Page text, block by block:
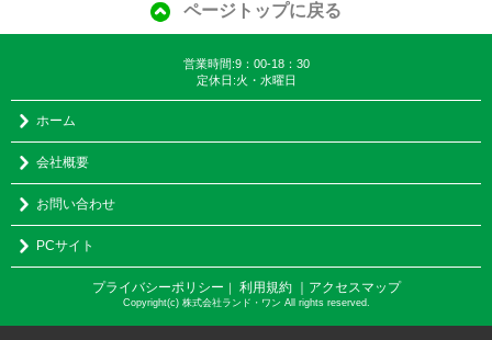
ページトップに戻る
営業時間:9：00-18：30
定休日:火・水曜日
ホーム
会社概要
お問い合わせ
PCサイト
プライバシーポリシー 利用規約 ｜アクセスマップ
Copyright(c) 株式会社ランド・ワン All rights reserved.